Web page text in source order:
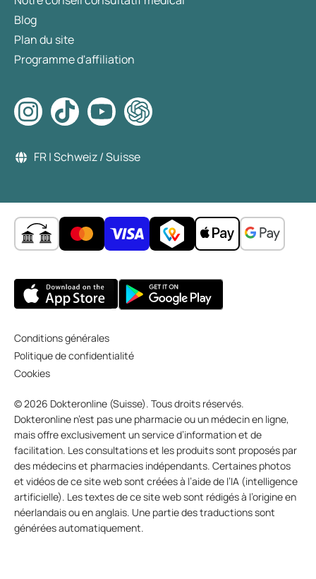
Blog
Plan du site
Programme d'affiliation
FR | Schweiz / Suisse
Conditions générales
Politique de confidentialité
Cookies
© 2026 Dokteronline (Suisse). Tous droits réservés.
Dokteronline n’est pas une pharmacie ou un médecin en ligne,
mais offre exclusivement un service d’information et de
facilitation. Les consultations et les produits sont proposés par
des médecins et pharmacies indépendants. Certaines photos
et vidéos de ce site web sont créées à l’aide de l’IA (intelligence
artificielle). Les textes de ce site web sont rédigés à l’origine en
néerlandais ou en anglais. Une partie des traductions sont
générées automatiquement.